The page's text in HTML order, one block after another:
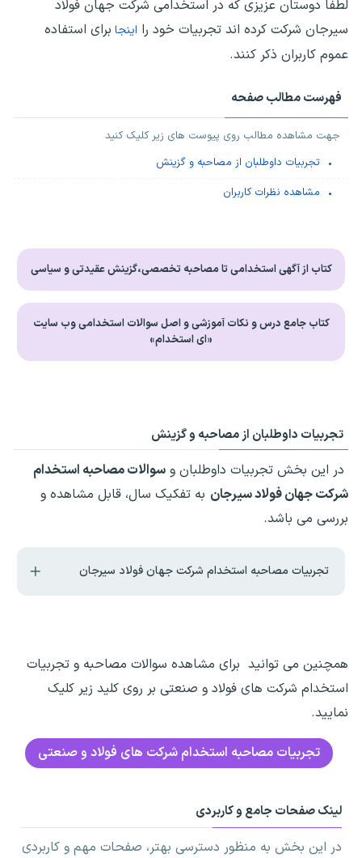
لطفا دوستان عزیزی که در استخدامی شرکت جهان فولاد
سیرجان شرکت کرده اند تجربیات خود را اینجا برای استفاده
عموم کاربران ذکر کنند.
فهرست مطالب صفحه
جهت مشاهده مطالب روی پیوست های زیر کلیک کنید
تجربیات داوطلبان از مصاحبه و گزینش
مشاهده نظرات کاربران
کتاب از آگهی استخدامی تا مصاحبه تخصصی،گزینش عقیدتی و سیاسی
کتاب جامع درس و نکات آموزشی و اصل سوالات استخدامی وب سایت
«ای استخدام»
تجربیات داوطلبان از مصاحبه و گزینش
در این بخش تجربیات داوطلبان و سوالات مصاحبه استخدام
شرکت جهان فولاد سیرجان به تفکیک سال، قابل مشاهده و
بررسی می باشد.
تجربیات مصاحبه استخدام شرکت جهان فولاد سیرجان
همچنین می توانید برای مشاهده سوالات مصاحبه و تجربیات
استخدام شرکت های فولاد و صنعتی بر روی کلید زیر کلیک
نمایید.
تجربیات مصاحبه استخدام شرکت های فولاد و صنعتی
لینک صفحات جامع و کاربردی
در این بخش به منظور دسترسی بهتر، صفحات مهم و کاربردی